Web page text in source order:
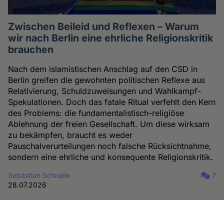
Zwischen Beileid und Reflexen – Warum
wir nach Berlin eine ehrliche Religionskritik
brauchen
Nach dem islamistischen Anschlag auf den CSD in
Berlin greifen die gewohnten politischen Reflexe aus
Relativierung, Schuldzuweisungen und Wahlkampf-
Spekulationen. Doch das fatale Ritual verfehlt den Kern
des Problems: die fundamentalistisch-religiöse
Ablehnung der freien Gesellschaft. Um diese wirksam
zu bekämpfen, braucht es weder
Pauschalverurteilungen noch falsche Rücksichtnahme,
sondern eine ehrliche und konsequente Religionskritik.
Sebastian Schnelle
28.07.2026
7